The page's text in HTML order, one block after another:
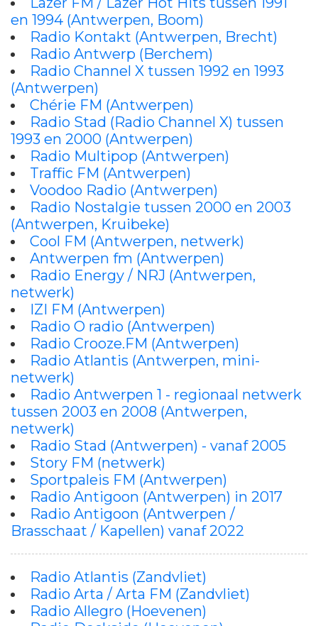
en 1994 (Antwerpen, Boom)
Radio Kontakt (Antwerpen, Brecht)
Radio Antwerp (Berchem)
Radio Channel X tussen 1992 en 1993
(Antwerpen)
Chérie FM (Antwerpen)
Radio Stad (Radio Channel X) tussen
1993 en 2000 (Antwerpen)
Radio Multipop (Antwerpen)
Traffic FM (Antwerpen)
Voodoo Radio (Antwerpen)
Radio Nostalgie tussen 2000 en 2003
(Antwerpen, Kruibeke)
Cool FM (Antwerpen, netwerk)
Antwerpen fm (Antwerpen)
Radio Energy / NRJ (Antwerpen,
netwerk)
IZI FM (Antwerpen)
Radio O radio (Antwerpen)
Radio Crooze.FM (Antwerpen)
Radio Atlantis (Antwerpen, mini-
netwerk)
Radio Antwerpen 1 - regionaal netwerk
tussen 2003 en 2008 (Antwerpen,
netwerk)
Radio Stad (Antwerpen) - vanaf 2005
Story FM (netwerk)
Sportpaleis FM (Antwerpen)
Radio Antigoon (Antwerpen) in 2017
Radio Antigoon (Antwerpen /
Brasschaat / Kapellen) vanaf 2022
Radio Atlantis (Zandvliet)
Radio Arta / Arta FM (Zandvliet)
Radio Allegro (Hoevenen)